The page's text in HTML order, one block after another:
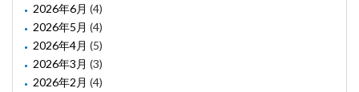
2026年6月 (4)
2026年5月 (4)
2026年4月 (5)
2026年3月 (3)
2026年2月 (4)